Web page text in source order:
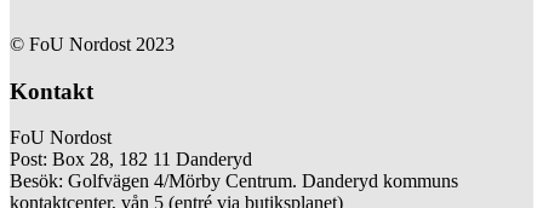
© FoU Nordost 2023
Kontakt
FoU Nordost
Post: Box 28, 182 11 Danderyd
Besök: Golfvägen 4/Mörby Centrum. Danderyd kommuns
kontaktcenter, vån 5 (entré via butiksplanet)